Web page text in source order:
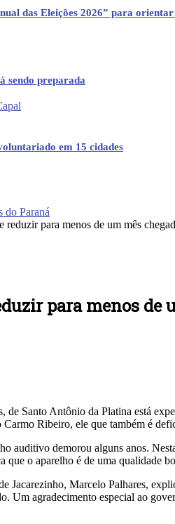
das Eleições 2026” para
sendo preparada
em 15 cidades
do Paraná
para menos de um mês
para menos
de Santo Antônio da Platina está
Ribeiro, ele que também é
auditivo demorou alguns anos.
que o aparelho é de uma qualidade
Jacarezinho, Marcelo Palhares,
Um agradecimento especial ao